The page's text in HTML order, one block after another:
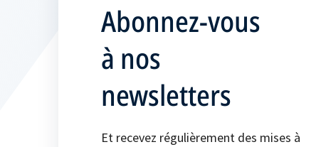
Abonnez-vous
à nos
newsletters
Et recevez régulièrement des mises à